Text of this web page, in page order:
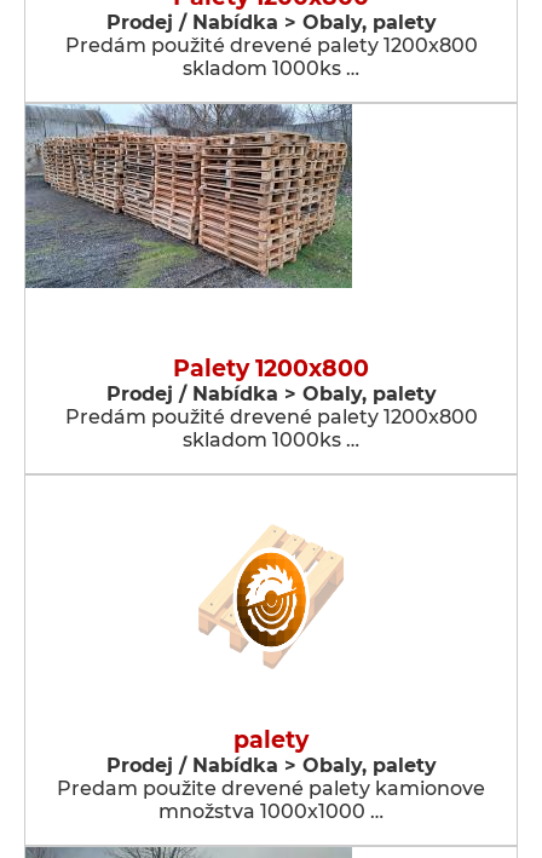
Prodej / Nabídka > Obaly, palety
Predám použité drevené palety 1200x800
skladom 1000ks …
Palety 1200x800
Prodej / Nabídka > Obaly, palety
Predám použité drevené palety 1200x800
skladom 1000ks …
palety
Prodej / Nabídka > Obaly, palety
Predam použite drevené palety kamionove
množstva 1000x1000 …